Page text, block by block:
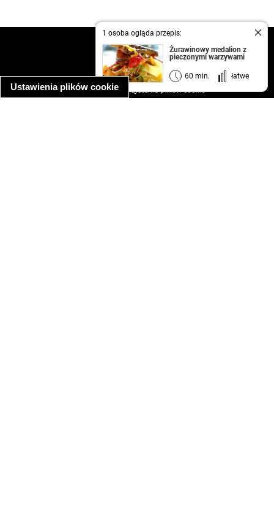
Ustawienia plików cookie
1 osoba ogląda przepis:
Żurawinowy medalion z
pieczonymi warzywami
60 min. łatwe
kontakt
regulamin
informacja o prywatności
informacja o wykorzystaniu plików cookie